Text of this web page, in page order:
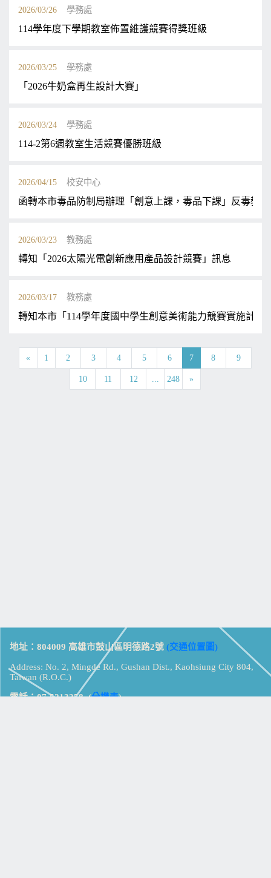
2026/03/26 學務處
114學年度下學期教室佈置維護競賽得獎班級
2026/03/25 學務處
「2026牛奶盒再生設計大賽」
2026/03/24 學務處
114-2第6週教室生活競賽優勝班級
2026/04/15 校安中心
函轉本市毒品防制局辦理「創意上課，毒品下課」反毒教
2026/03/23 教務處
轉知「2026太陽光電創新應用產品設計競賽」訊息
2026/03/17 教務處
轉知本市「114學年度國中學生創意美術能力競賽實施計畫
« 1 2 3 4 5 6 7 8 9
10 11 12 ... 248 »
地址：804009 高雄市鼓山區明德路2號 (交通位置圖)
Address: No. 2, Mingde Rd., Gushan Dist., Kaohsiung City 804,
Taiwan (R.O.C.)
電話：07-5213258 (分機表)